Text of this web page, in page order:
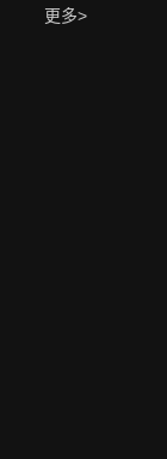
更多>